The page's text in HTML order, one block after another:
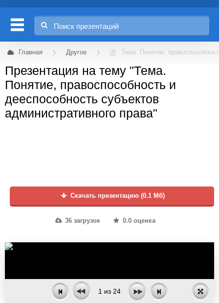
Главная Другое Тема. Понятие,
Презентация на тему "Тема.
Понятие, правоспособность и
дееспособность субъектов
административного права"
Скачать презентацию (0.1 Мб)
36 загрузок 0.0 оценка
1 из 24